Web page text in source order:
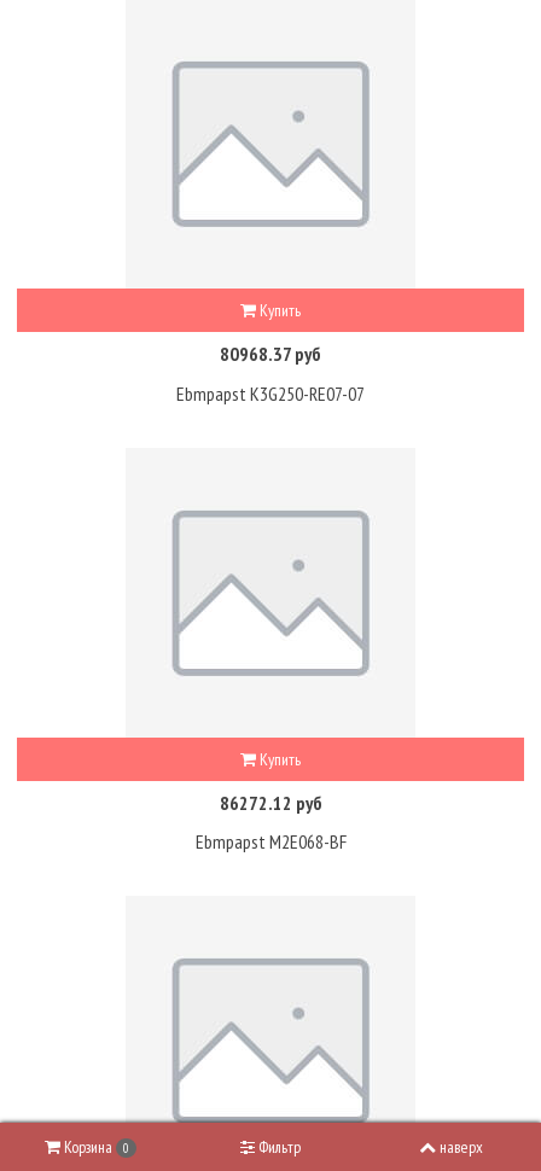
Купить
80968.37 руб
Ebmpapst K3G250-RE07-07
Купить
86272.12 руб
Ebmpapst M2E068-BF
Корзина 0 Фильтр наверх